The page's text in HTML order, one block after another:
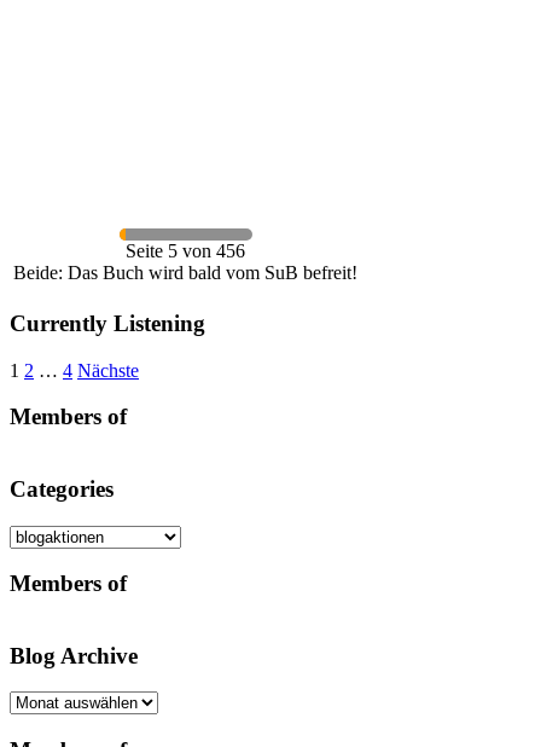
Seite 5 von 456
Beide: Das Buch wird bald vom SuB befreit!
Currently Listening
Seitennummerierung
der
1 2 … 4 Nächste
Members of
Categories
Categories
Members of
Blog Archive
Blog